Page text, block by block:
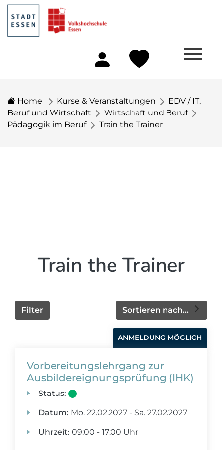
Home Kurse & Veranstaltungen
EDV / IT,
Beruf und Wirtschaft
Wirtschaft und Beruf
Pädagogik im Beruf
Train the Trainer
Train the Trainer
Sortieren nach...
Filter
ANMELDUNG MÖGLICH
Vorbereitungslehrgang zur
Ausbildereignungsprüfung (IHK)
Status:
Datum: Mo. 22.02.2027 - Sa. 27.02.2027
Uhrzeit: 09:00 - 17:00 Uhr